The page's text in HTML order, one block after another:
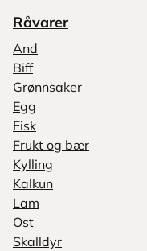
Råvarer
And
Biff
Grønnsaker
Egg
Fisk
Frukt og bær
Kylling
Kalkun
Lam
Ost
Skalldyr